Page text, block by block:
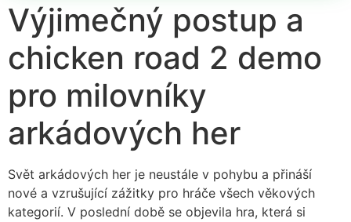
Výjimečný postup a
chicken road 2 demo
pro milovníky
arkádových her
Svět arkádových her je neustále v pohybu a přináší
nové a vzrušující zážitky pro hráče všech věkových
kategorií. V poslední době se objevila hra, která si